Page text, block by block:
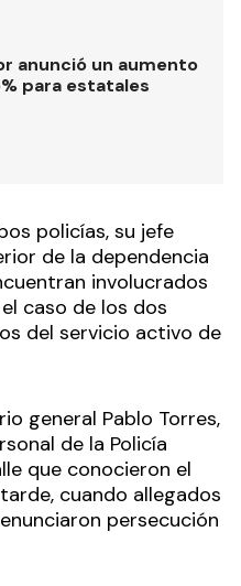
anunció un aumento
para estatales
policías, su jefe
de la dependencia
involucrados
caso de los dos
del servicio activo de
general Pablo Torres,
de la Policía
que conocieron el
cuando allegados
persecución